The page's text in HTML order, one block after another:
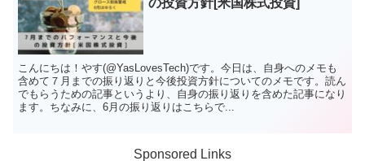
の投資方針[米国株式投資]
こんにちは！やす(@YasLovesTech)です。今日は、自身へのメモも
含めて７月までの振り返りと今後投資方針についてのメモです。読ん
でもらうための記事というより、自身の振り返りを含めた記事になり
ます。ちなみに、6月の振り返りはこちらで...
Sponsored Links